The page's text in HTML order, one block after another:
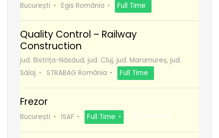
București Egis România Full Time
Quality Control – Railway
Construction
jud. Bistrița-Năsăud, jud. Cluj, jud. Maramureș, jud.
Sălaj
STRABAG România Full Time
Frezor
București ISAF Full Time Recomanda